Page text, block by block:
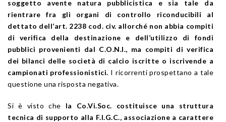
soggetto avente natura pubblicistica e sia tale da
rientrare fra gli organi di controllo riconducibili al
dettato dell’art. 2238 cod. civ. allorché non abbia compiti
di verifica della destinazione e dell’utilizzo di fondi
pubblici provenienti dal C.O.N.I., ma compiti di verifica
dei bilanci delle società di calcio iscritte o iscrivende a
campionati professionistici. I ricorrenti prospettano a tale
questione una risposta negativa.
Si è visto che la Co.Vi.Soc. costituisce una struttura
tecnica di supporto alla F.I.G.C., associazione a carattere